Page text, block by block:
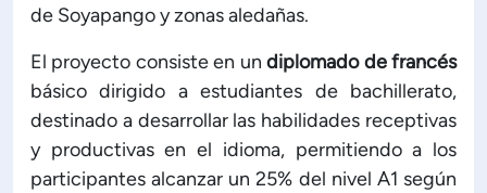
Académica
Secretaría General
de Ciencia y Tecnología
de Soyapango y zonas aledañas.
El proyecto consiste en undiplomado de francés
básico dirigido a estudiantes de bachillerato,
destinado a desarrollar las habilidades receptivas
y productivas en el idioma, permitiendo a los
participantes alcanzar un 25% del nivel A1 según